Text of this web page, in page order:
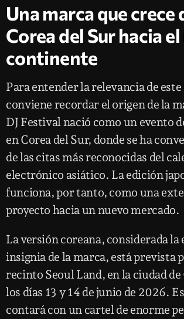
Una marca que crece
Corea del Sur hacia
continente
Para entender la relevancia de
conviene recordar el origen de la
DJ Festival nació como un evento
en Corea del Sur, donde se ha
de las citas más reconocidas del
electrónico asiático. La edición
funciona, por tanto, como una
proyecto hacia un nuevo mercado.
La versión coreana, considerada la
insignia de la marca, está prevista
recinto Seoul Land, en la ciudad
los días 13 y 14 de junio de 2026.
contará con un cartel de enorme